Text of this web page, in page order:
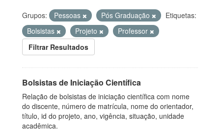
Grupos: Pessoas Pós Graduação
Etiquetas:
Bolsistas
Projeto
Professor
Filtrar Resultados
Bolsistas de Iniciação Científica
Relação de bolsistas de iniciação científica com nome
do discente, número de matrícula, nome do orientador,
título, id do projeto, ano, vigência, situação, unidade
acadêmica.